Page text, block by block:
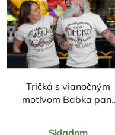
Tričká s vianočným
motívom Babka pani